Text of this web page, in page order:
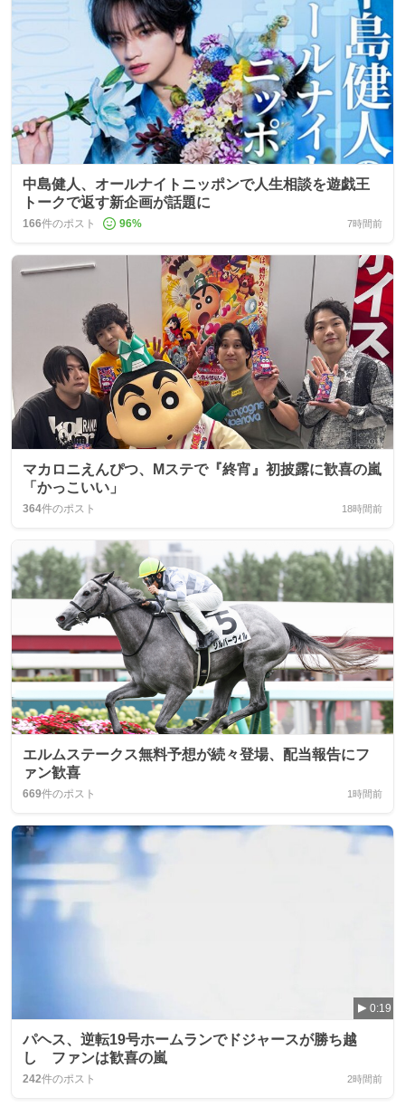
中島健人、オールナイトニッポンで人生相談を遊戯王
トークで返す新企画が話題に
166件のポスト 96% 7時間前
マカロニえんぴつ、Mステで『終宵』初披露に歓喜の嵐
「かっこいい」
364件のポスト 18時間前
エルムステークス無料予想が続々登場、配当報告にフ
ァン歓喜
669件のポスト 1時間前
0:19
パヘス、逆転19号ホームランでドジャースが勝ち越
し ファンは歓喜の嵐
242件のポスト 2時間前